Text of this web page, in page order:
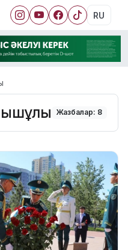
RU
Жазбалар: 8